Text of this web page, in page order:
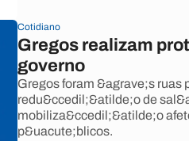
Cotidiano
Gregos realizam
governo
Gregos foram &agrave;s ruas
redu&ccedil;&atilde;o de
mobiliza&ccedil;&atilde;o
p&uacute;blicos.